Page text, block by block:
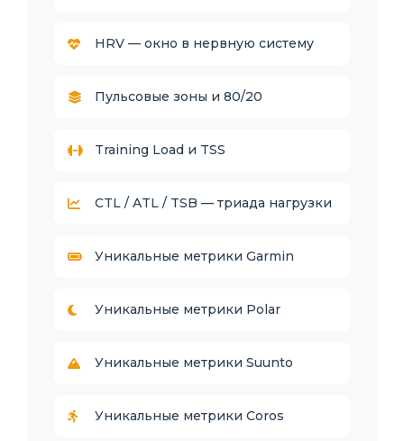
HRV — окно в нервную систему
Пульсовые зоны и 80/20
Training Load и TSS
CTL / ATL / TSB — триада нагрузки
Уникальные метрики Garmin
Уникальные метрики Polar
Уникальные метрики Suunto
Уникальные метрики Coros